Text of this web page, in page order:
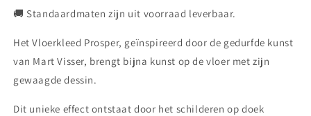
🚚 Standaardmaten zijn uit voorraad leverbaar.
Het Vloerkleed Prosper, geïnspireerd door de gedurfde kunst
van Mart Visser, brengt bijna kunst op de vloer met zijn
gewaagde dessin.
Dit unieke effect ontstaat door het schilderen op doek